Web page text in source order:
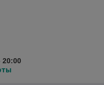
20:00